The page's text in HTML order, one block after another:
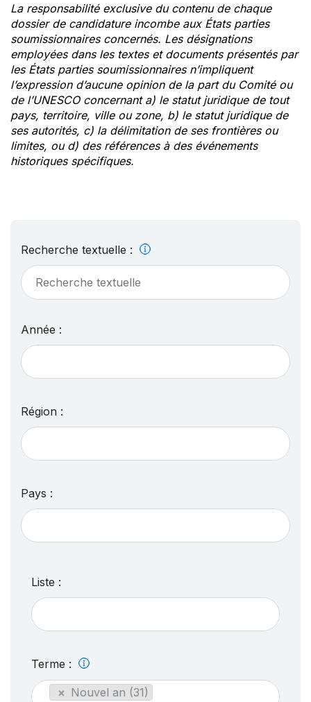
La responsabilité exclusive du contenu de chaque
dossier de candidature incombe aux États parties
soumissionnaires concernés. Les désignations
employées dans les textes et documents présentés par
les États parties soumissionnaires n’impliquent
l’expression d’aucune opinion de la part du Comité ou
de l’UNESCO concernant a) le statut juridique de tout
pays, territoire, ville ou zone, b) le statut juridique de
ses autorités, c) la délimitation de ses frontières ou
limites, ou d) des références à des événements
historiques spécifiques.
Recherche textuelle :
Année :
Région :
Pays :
Liste :
Terme :
× Nouvel an (31)